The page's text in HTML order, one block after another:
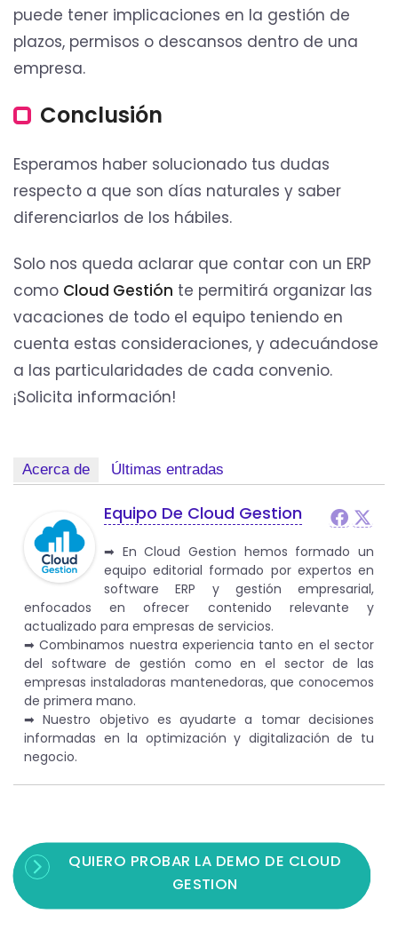
puede tener implicaciones en la gestión de
plazos, permisos o descansos dentro de una
empresa.
Conclusión
Esperamos haber solucionado tus dudas
respecto a que son días naturales y saber
diferenciarlos de los hábiles.
Solo nos queda aclarar que contar con un ERP
como Cloud Gestión te permitirá organizar las
vacaciones de todo el equipo teniendo en
cuenta estas consideraciones, y adecuándose
a las particularidades de cada convenio.
¡Solicita información!
Acerca de Últimas entradas
Equipo De Cloud Gestion
➡︎ En Cloud Gestion hemos formado un
equipo editorial formado por expertos en
software ERP y gestión empresarial,
enfocados en ofrecer contenido relevante y
actualizado para empresas de servicios.
➡︎ Combinamos nuestra experiencia tanto en el sector
del software de gestión como en el sector de las
empresas instaladoras mantenedoras, que conocemos
de primera mano.
➡︎ Nuestro objetivo es ayudarte a tomar decisiones
informadas en la optimización y digitalización de tu
negocio.
QUIERO PROBAR LA DEMO DE CLOUD
GESTION